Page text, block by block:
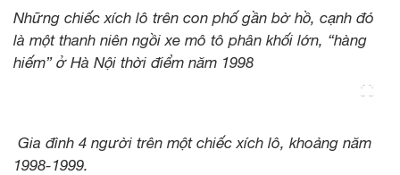
Những chiếc xích lô trên con phố gần bờ hồ, cạnh đó
là một thanh niên ngồi xe mô tô phân khối lớn, “hàng
hiếm” ở Hà Nội thời điểm năm 1998
Gia đình 4 người trên một chiếc xích lô, khoảng năm
1998-1999.